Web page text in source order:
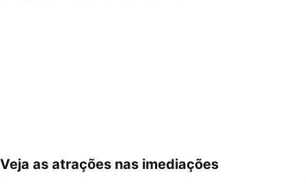
Ampliar mapa
Veja as atrações nas imediações